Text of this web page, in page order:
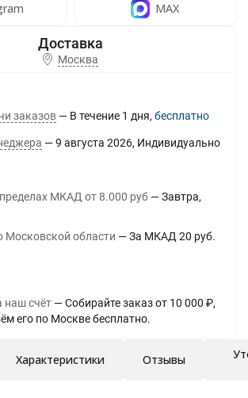
MAX
Москва
заказов В течение 1 дня Бесплатно
9 августа 2026 Индивидуально
МКАД от 8.000 руб
Завтра
Московской области
За МКАД 20 руб.
наш счёт
Собирайте заказ от 10 000 ₽,
его по Москве бесплатно.
Характеристики Отзывы